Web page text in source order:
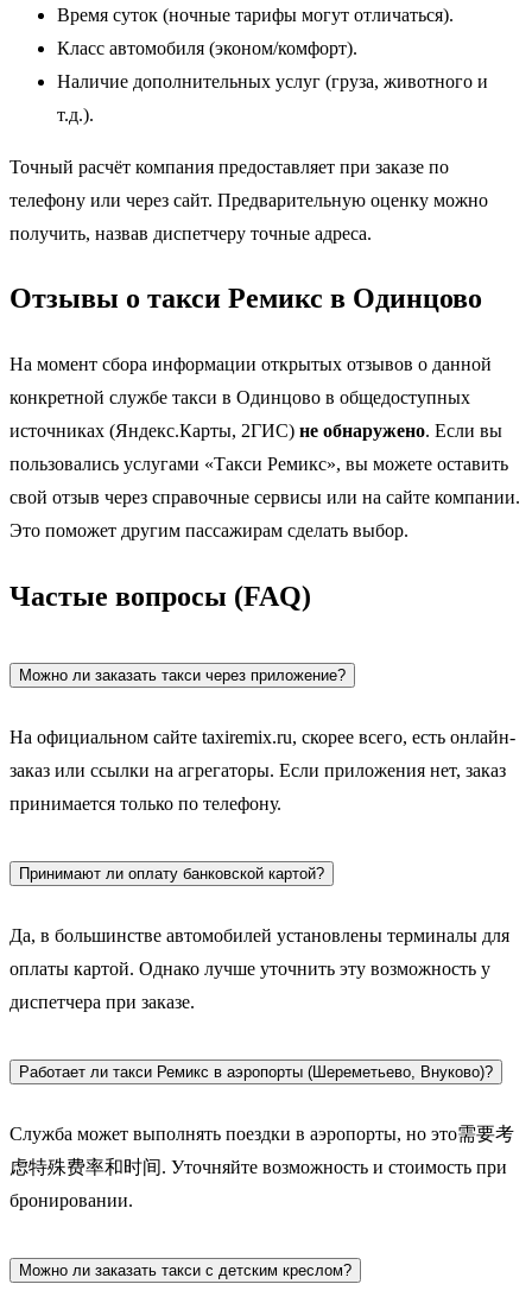
Время суток (ночные тарифы могут отличаться).
Класс автомобиля (эконом/комфорт).
Наличие дополнительных услуг (груза, животного и
т.д.).
Точный расчёт компания предоставляет при заказе по
телефону или через сайт. Предварительную оценку можно
получить, назвав диспетчеру точные адреса.
Отзывы о такси Ремикс в Одинцово
На момент сбора информации открытых отзывов о данной
конкретной службе такси в Одинцово в общедоступных
источниках (Яндекс.Карты, 2ГИС) не обнаружено. Если вы
пользовались услугами «Такси Ремикс», вы можете оставить
свой отзыв через справочные сервисы или на сайте компании.
Это поможет другим пассажирам сделать выбор.
Частые вопросы (FAQ)
Можно ли заказать такси через приложение?
На официальном сайте taxiremix.ru, скорее всего, есть онлайн-
заказ или ссылки на агрегаторы. Если приложения нет, заказ
принимается только по телефону.
Принимают ли оплату банковской картой?
Да, в большинстве автомобилей установлены терминалы для
оплаты картой. Однако лучше уточнить эту возможность у
диспетчера при заказе.
Работает ли такси Ремикс в аэропорты (Шереметьево, Внуково)?
Служба может выполнять поездки в аэропорты, но это需要考
虑特殊费率和时间. Уточняйте возможность и стоимость при
бронировании.
Можно ли заказать такси с детским креслом?